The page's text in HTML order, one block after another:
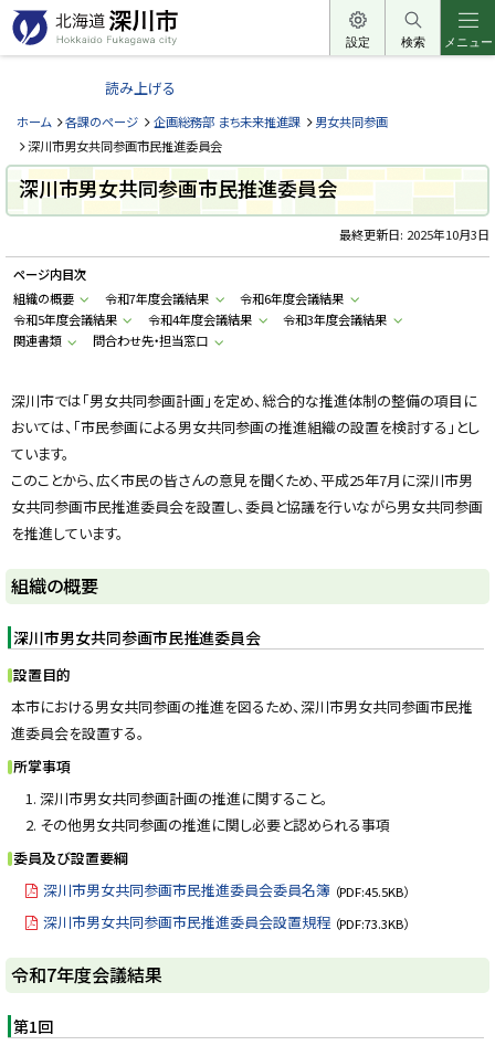
本
文
へ
ー
北
道
深
川
市
H
k
a
d
o
F
u
g
w
a
c
i
t
y
設定 検索 メニュー
読み上げる
ホーム 各課のページ 企画総務部 まち未来推進課
男女共同参画
深川市男女共同参画市民推進委員会
深川市男女共同参画市民推進委員会
最終更新日: 2025年10月3日
ページ内目次
組織の概要
令和7年度会議結果
令和6年度会議結果
令和5年度会議結果
令和4年度会議結果
令和3年度会議結果
関連書類
問合わせ先・担当窓口
深川市では「男女共同参画計画」を定め、総合的な推進体制の整備の項目に
おいては、「市民参画による男女共同参画の推進組織の設置を検討する」とし
ています。
このことから、広く市民の皆さんの意見を聞くため、平成25年7月に深川市男
女共同参画市民推進委員会を設置し、委員と協議を行いながら男女共同参画
を推進しています。
組織の概要
深川市男女共同参画市民推進委員会
設置目的
本市における男女共同参画の推進を図るため、深川市男女共同参画市民推
進委員会を設置する。
所掌事項
深川市男女共同参画計画の推進に関すること。
その他男女共同参画の推進に関し必要と認められる事項
委員及び設置要綱
深川市男女共同参画市民推進委員会委員名簿 （PDF:45.5KB）
深川市男女共同参画市民推進委員会設置規程 （PDF:73.3KB）
ト
ッ
プ
令和7年度会議結果
第1回